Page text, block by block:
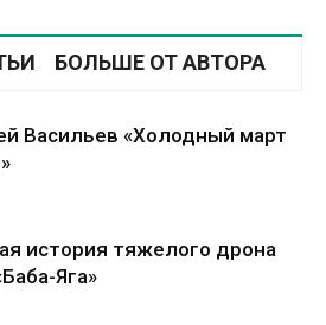
БОЛЬШЕ ОТ АВТОРА
Васильев «Холодный март
история тяжелого дрона
Яга»